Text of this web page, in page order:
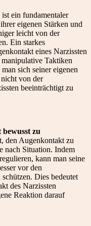
ist ein fundamentaler
eigenen Stärken und
leicht von der
Ein starkes
eines Narzissten
Taktiken
sich seiner eigenen
von der
beeinträchtigt zu
zu
den Augenkontakt zu
nach Situation. Indem
kann man seine
vor den
Dies bedeutet
des Narzissten
Reaktion darauf